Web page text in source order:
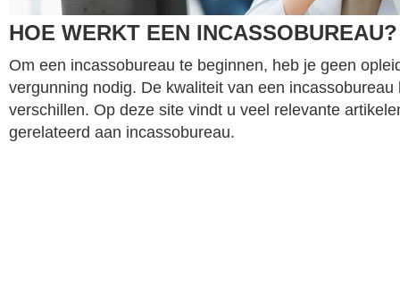
HOE WERKT EEN INCASSOBUREAU?
Om een incassobureau te beginnen, heb je geen
vergunning nodig. De kwaliteit van een incassobureau
verschillen. Op deze site vindt u veel relevante
gerelateerd aan incassobureau.